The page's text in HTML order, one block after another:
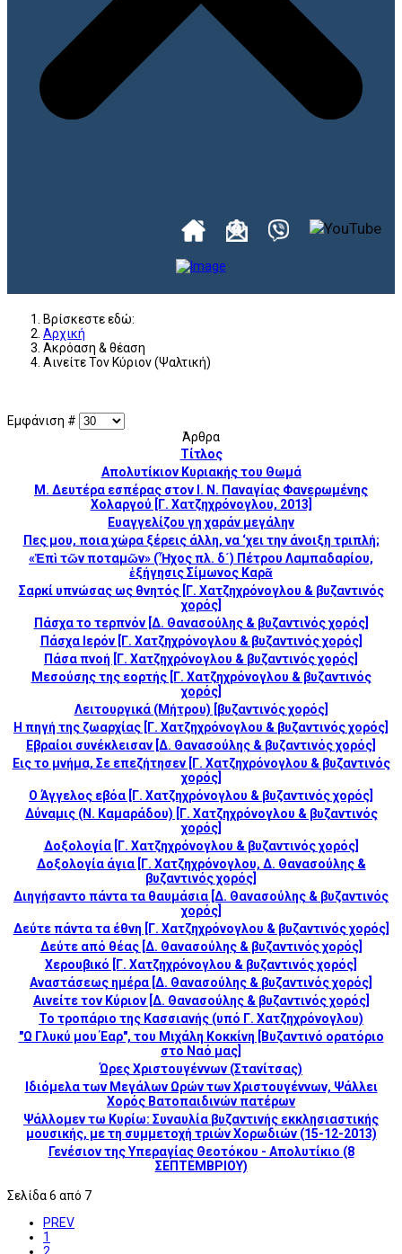
Βρίσκεστε εδώ:
Αρχική
Ακρόαση & θέαση
Αινείτε Τον Κύριον (Ψαλτική)
Εμφάνιση #
Άρθρα
Τίτλος
Απολυτίκιον Κυριακής του Θωμά
Μ. Δευτέρα εσπέρας στον Ι. Ν. Παναγίας Φανερωμένης
Χολαργού [Γ. Χατζηχρόνογλου, 2013]
Ευαγγελίζου γη χαράν μεγάλην
Πες μου, ποια χώρα ξέρεις άλλη, να ‘χει την άνοιξη τριπλή;
«Ἐπὶ τῶν ποταμῶν» (Ἦχος πλ. δ´) Πέτρου Λαμπαδαρίου,
ἐξήγησις Σίμωνος Καρᾶ
Σαρκί υπνώσας ως θνητός [Γ. Χατζηχρόνογλου & βυζαντινός
χορός]
Πάσχα το τερπνόν [Δ. Θανασούλης & βυζαντινός χορός]
Πάσχα Ιερόν [Γ. Χατζηχρόνογλου & βυζαντινός χορός]
Πάσα πνοή [Γ. Χατζηχρόνογλου & βυζαντινός χορός]
Μεσούσης της εορτής [Γ. Χατζηχρόνογλου & βυζαντινός
χορός]
Λειτουργικά (Μήτρου) [βυζαντινός χορός]
Η πηγή της ζωαρχίας [Γ. Χατζηχρόνογλου & βυζαντινός χορός]
Εβραίοι συνέκλεισαν [Δ. Θανασούλης & βυζαντινός χορός]
Εις το μνήμα, Σε επεζήτησεν [Γ. Χατζηχρόνογλου & βυζαντινός
χορός]
Ο Άγγελος εβόα [Γ. Χατζηχρόνογλου & βυζαντινός χορός]
Δύναμις (Ν. Καμαράδου) [Γ. Χατζηχρόνογλου & βυζαντινός
χορός]
Δοξολογία [Γ. Χατζηχρόνογλου & βυζαντινός χορός]
Δοξολογία άγια [Γ. Χατζηχρόνογλου, Δ. Θανασούλης &
βυζαντινός χορός]
Διηγήσαντο πάντα τα θαυμάσια [Δ. Θανασούλης & βυζαντινός
χορός]
Δεύτε πάντα τα έθνη [Γ. Χατζηχρόνογλου & βυζαντινός χορός]
Δεύτε από θέας [Δ. Θανασούλης & βυζαντινός χορός]
Χερουβικό [Γ. Χατζηχρόνογλου & βυζαντινός χορός]
Αναστάσεως ημέρα [Δ. Θανασούλης & βυζαντινός χορός]
Αινείτε τον Κύριον [Δ. Θανασούλης & βυζαντινός χορός]
Το τροπάριο της Κασσιανής (υπό Γ. Χατζηχρόνογλου)
"Ω Γλυκύ μου Έαρ", του Μιχάλη Κοκκίνη [Βυζαντινό ορατόριο
στο Ναό μας]
Ώρες Χριστουγέννων (Στανίτσας)
Ιδιόμελα των Μεγάλων Ωρών των Χριστουγέννων, Ψάλλει
Χορός Βατοπαιδινών πατέρων
Ψάλλομεν τω Κυρίω: Συναυλία βυζαντινής εκκλησιαστικής
μουσικής, με τη συμμετοχή τριών Χορωδιών (15-12-2013)
Γενέσιον της Υπεραγίας Θεοτόκου - Απολυτίκιο (8
ΣΕΠΤΕΜΒΡΙΟΥ)
Σελίδα 6 από 7
PREV
1